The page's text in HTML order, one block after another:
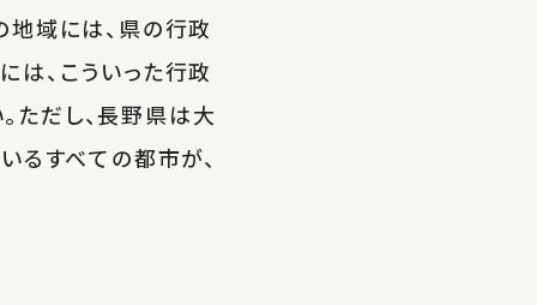
地域には、県の行政
は、こういった行政
だし、長野県は大
るすべての都市が、